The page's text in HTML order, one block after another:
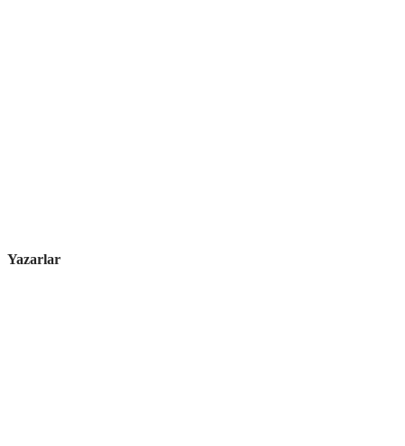
Yazarlar